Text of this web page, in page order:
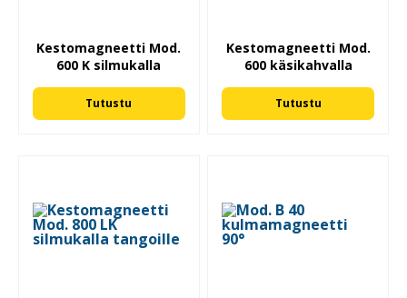
Kestomagneetti Mod.
600 K silmukalla
Tutustu
Kestomagneetti Mod.
600 käsikahvalla
Tutustu